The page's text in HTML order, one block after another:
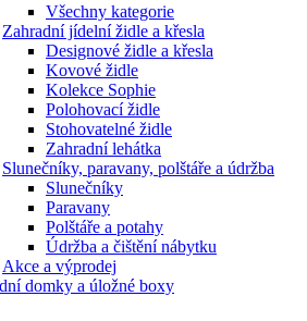
Všechny kategorie
Zahradní jídelní židle a křesla
Designové židle a křesla
Kovové židle
Kolekce Sophie
Polohovací židle
Stohovatelné židle
Zahradní lehátka
Slunečníky, paravany, polštáře a údržba
Slunečníky
Paravany
Polštáře a potahy
Údržba a čištění nábytku
Akce a výprodej
domky a úložné boxy